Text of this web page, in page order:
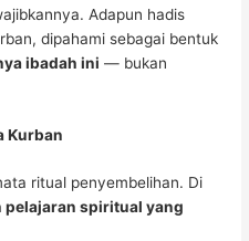
Adapun hadis
dipahami sebagai bentuk
ibadah ini — bukan
Kurban
ritual penyembelihan. Di
pelajaran spiritual yang